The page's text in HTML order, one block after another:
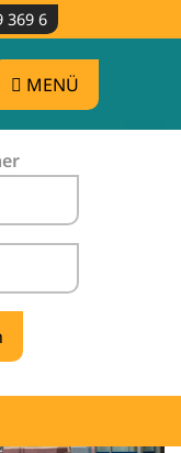
369 6
MENÜ